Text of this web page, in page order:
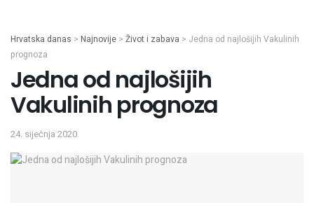
Hrvatska danas > Najnovije > Život i zabava > Jedna od najlošijih Vakulinih
prognoza
Jedna od najlošijih
Vakulinih prognoza
24. siječnja 2020.